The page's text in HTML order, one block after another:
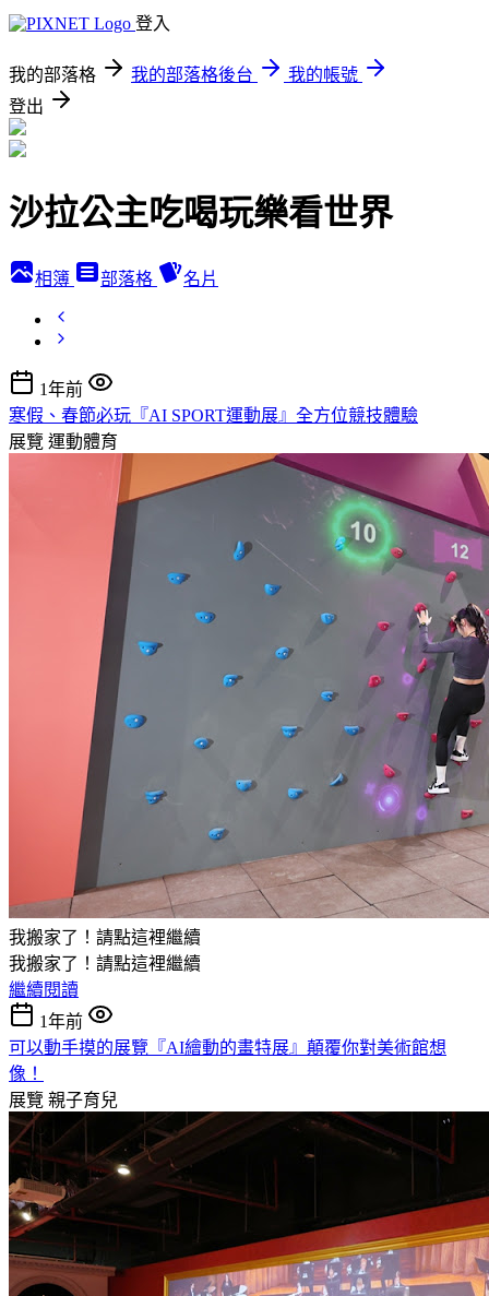
登入
我的部落格 我的部落格後台
我的帳號
登出
沙拉公主吃喝玩樂看世界
相簿 部落格 名片
1年前
寒假、春節必玩『AI SPORT運動展』全方位競技體驗
展覽 運動體育
我搬家了！請點這裡繼續
我搬家了！請點這裡繼續
繼續閱讀
1年前
可以動手摸的展覽『AI繪動的畫特展』顛覆你對美術館想
像！
展覽 親子育兒